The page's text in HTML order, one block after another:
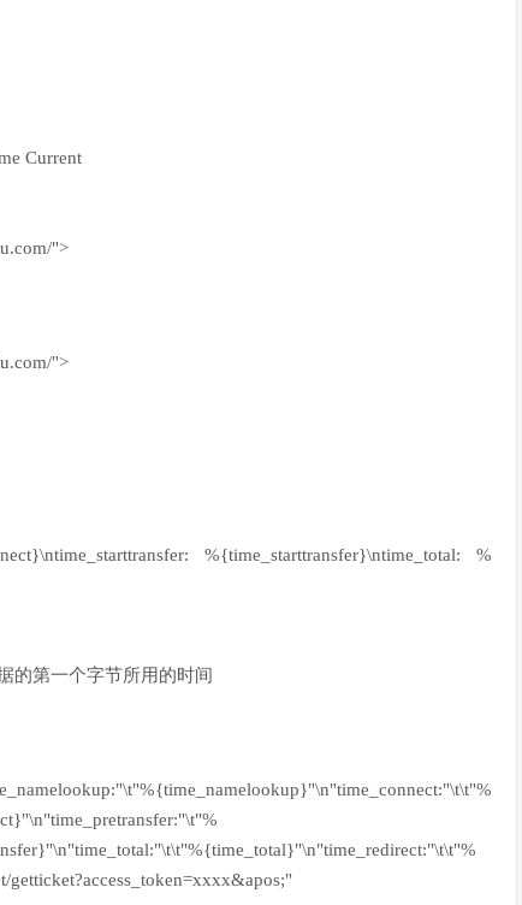
Current
">
">
%{time_starttransfer}\ntime_total: %
的第一个字节所用的时间